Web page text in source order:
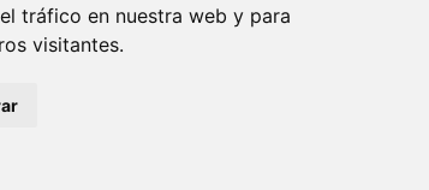
tráfico en nuestra web y para
visitantes.Copyright © 2025